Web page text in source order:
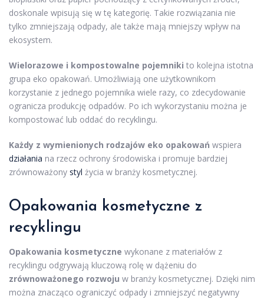
doskonale wpisują się w tę kategorię. Takie rozwiązania nie
tylko zmniejszają odpady, ale także mają mniejszy wpływ na
ekosystem.
Wielorazowe i kompostowalne pojemniki to kolejna istotna
grupa eko opakowań. Umożliwiają one użytkownikom
korzystanie z jednego pojemnika wiele razy, co zdecydowanie
ogranicza produkcję odpadów. Po ich wykorzystaniu można je
kompostować lub oddać do recyklingu.
Każdy z wymienionych rodzajów eko opakowań wspiera
działania na rzecz ochrony środowiska i promuje bardziej
zrównoważony styl życia w branży kosmetycznej.
Opakowania kosmetyczne z
recyklingu
Opakowania kosmetyczne wykonane z materiałów z
recyklingu odgrywają kluczową rolę w dążeniu do
zrównoważonego rozwoju w branży kosmetycznej. Dzięki nim
można znacząco ograniczyć odpady i zmniejszyć negatywny